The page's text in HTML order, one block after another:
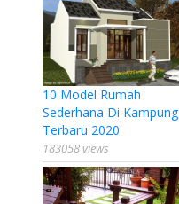
10 Model Rumah
Sederhana Di Kampung
Terbaru 2020
183058 views